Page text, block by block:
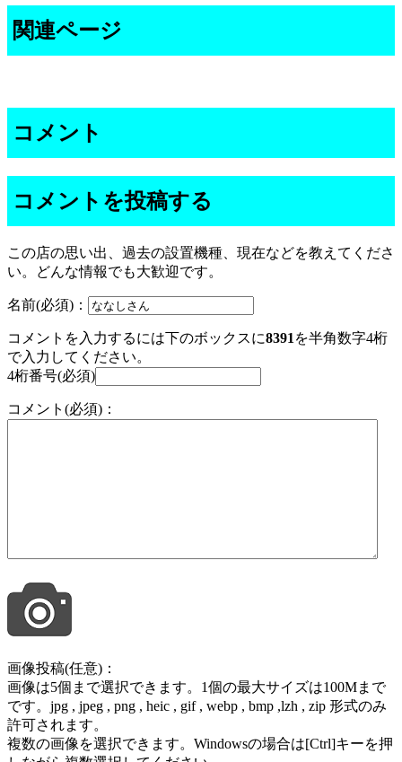
関連ページ
コメント
コメントを投稿する
この店の思い出、過去の設置機種、現在などを教えてくださ
い。どんな情報でも大歓迎です。
名前(必須)：
コメントを入力するには下のボックスに8391 を半角数字4桁
で入力してください。
4桁番号(必須)
コメント(必須)：
画像投稿(任意)：
画像は5個まで選択できます。1個の最大サイズは100Mまで
です。jpg , jpeg , png , heic , gif , webp , bmp ,lzh , zip 形式のみ
許可されます。
複数の画像を選択できます。Windowsの場合は[Ctrl]キーを押